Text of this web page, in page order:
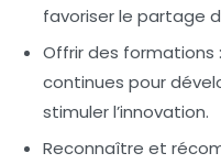
favoriser le partage
Offrir des formations :
continues pour
stimuler l’innovation.
Reconnaître et